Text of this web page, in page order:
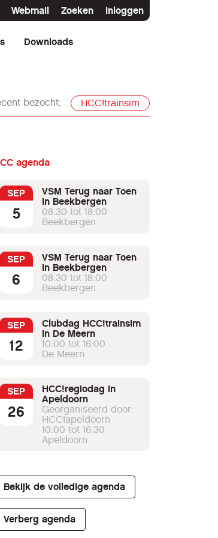
Webmail Zoeken Inloggen
Downloads
bezocht: HCC!trainsim
agenda
SEP
5
VSM Terug naar Toen
in Beekbergen
08:30 tot 18:00
Beekbergen
SEP
6
VSM Terug naar Toen
in Beekbergen
08:30 tot 18:00
Beekbergen
SEP
12
Clubdag HCC!trainsim
in De Meern
10:00 tot 16:00
De Meern
SEP
26
HCC!regiodag in
Apeldoorn
Georganiseerd door:
HCC!apeldoorn
10:00 tot 16:30
Apeldoorn
Bekijk de volledige agenda
Verberg agenda